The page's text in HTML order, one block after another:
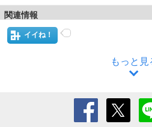
関連情報
イイね！
もっと見